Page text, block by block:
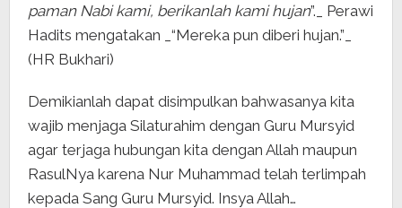
paman Nabi kami, berikanlah kami hujan”._ Perawi
Hadits mengatakan _“Mereka pun diberi hujan.”_
(HR Bukhari)
Demikianlah dapat disimpulkan bahwasanya kita
wajib menjaga Silaturahim dengan Guru Mursyid
agar terjaga hubungan kita dengan Allah maupun
RasulNya karena Nur Muhammad telah terlimpah
kepada Sang Guru Mursyid. Insya Allah…